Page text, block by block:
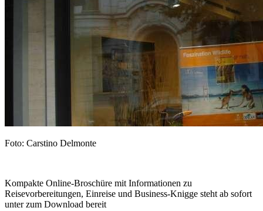
Foto: Carstino Delmonte
Kompakte Online-Broschüre mit Informationen zu
Reisevorbereitungen, Einreise und Business-Knigge steht ab sofort
unter zum Download bereit